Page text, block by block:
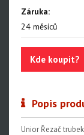
Centrovací
Montážní
Sety nářadí
Záruka:
24 měsíců
Kde koupit?
Popis
Unior Řezač